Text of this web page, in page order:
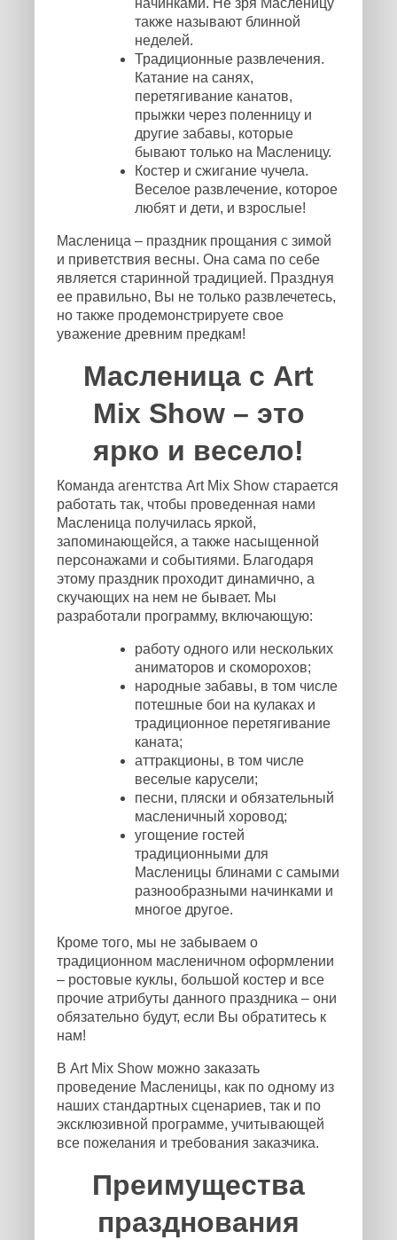
начинками. Не зря Масленицу
также называют блинной
неделей.
Традиционные развлечения.
Катание на санях,
перетягивание канатов,
прыжки через поленницу и
другие забавы, которые
бывают только на Масленицу.
Костер и сжигание чучела.
Веселое развлечение, которое
любят и дети, и взрослые!
Масленица – праздник прощания с зимой
и приветствия весны. Она сама по себе
является старинной традицией. Празднуя
ее правильно, Вы не только развлечетесь,
но также продемонстрируете свое
уважение древним предкам!
Масленица с Art
Mix Show – это
ярко и весело!
Команда агентства Art Mix Show старается
работать так, чтобы проведенная нами
Масленица получилась яркой,
запоминающейся, а также насыщенной
персонажами и событиями. Благодаря
этому праздник проходит динамично, а
скучающих на нем не бывает. Мы
разработали программу, включающую:
работу одного или нескольких
аниматоров и скоморохов;
народные забавы, в том числе
потешные бои на кулаках и
традиционное перетягивание
каната;
аттракционы, в том числе
веселые карусели;
песни, пляски и обязательный
масленичный хоровод;
угощение гостей
традиционными для
Масленицы блинами с самыми
разнообразными начинками и
многое другое.
Кроме того, мы не забываем о
традиционном масленичном оформлении
– ростовые куклы, большой костер и все
прочие атрибуты данного праздника – они
обязательно будут, если Вы обратитесь к
нам!
В Art Mix Show можно заказать
проведение Масленицы, как по одному из
наших стандартных сценариев, так и по
эксклюзивной программе, учитывающей
все пожелания и требования заказчика.
Преимущества
празднования